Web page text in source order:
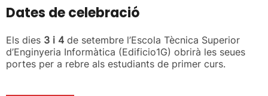
Dates de celebració
Els dies 3 i 4 de setembre l’Escola Tècnica Superior
d’Enginyeria Informàtica (Edificio1G) obrirà les seues
portes per a rebre als estudiants de primer curs.